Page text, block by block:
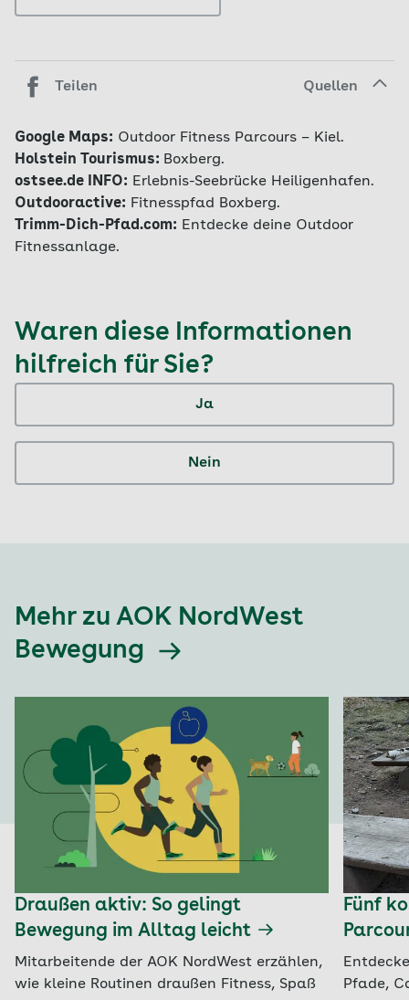
Teilen Quellen
Google Maps: Outdoor Fitness Parcours – Kiel.
Holstein Tourismus: Boxberg.
ostsee.de INFO: Erlebnis-Seebrücke Heiligenhafen.
Outdooractive: Fitnesspfad Boxberg.
Trimm-Dich-Pfad.com: Entdecke deine Outdoor
Fitnessanlage.
Waren diese Informationen
hilfreich für Sie?
Ja
Nein
Mehr zu AOK NordWest
Bewegung
Draußen aktiv: So gelingt
Bewegung im Alltag leicht
Mitarbeitende der AOK NordWest erzählen,
wie kleine Routinen draußen Fitness, Spaß
Fünf
Pfade,